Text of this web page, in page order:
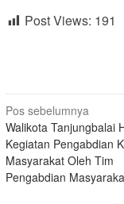
Post Views: 191
Navigasi
pos
Pos sebelumnya
Walikota Tanjungbalai
Kegiatan Pengabdian
Masyarakat Oleh Tim
Pengabdian